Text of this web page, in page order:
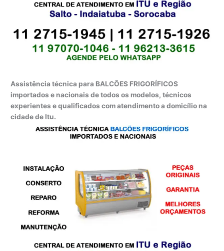
Assistência técnica para BALCÕES FRIGORÍFICOS
importados e nacionais de todos os modelos, técnicos
experientes e qualificados com atendimento a domicílio na
cidade de Itu.